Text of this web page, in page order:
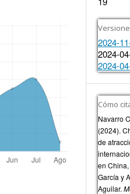
2024-
2024-
2024-
Cómo
Navarro
(2024).
de
en
García y
Aguilar.